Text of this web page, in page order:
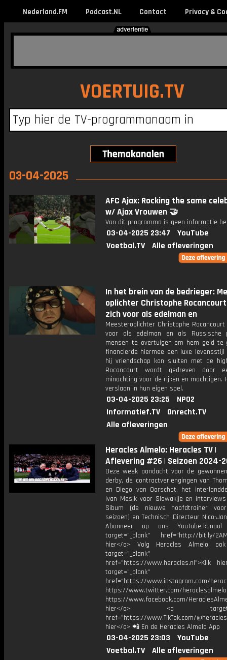
Nederland.FM Podcast.NL Contact Privacy &
VOERTUIG.TV
03-04-2025
AFC Ajax: Rocking the same
w/ Ajax Vrouwen 🤝
Van dit programma is geen informatie
03-04-2025 23:47
YouTube
Voetbal.TV
Alle afleveringen
In het brein van de bedrieger:
oplichter Christophe
zich voor als edelman en
Meesteroplichter Christophe Rocancourt
voor als edelman en als Russische
mensen te overtuigen om hem geld te
financierde hiermee een luxe levensstijl
hij vriendschap kon sluiten met de
Rocancourt wordt gedreven door
minachting voor de rijken en machtigen.
verslaan in hun eigen spel.
03-04-2025 23:25
NPO2
Informatief.TV
Onrecht.TV
Alle afleveringen
Heracles Almelo: Heracles TV |
Aflevering #26 | Seizoen 2024-
Deze week aandacht voor de
derby, de contractverlengingen van
en Diego van Oorschot, het
Ivan Mesik voor Slowakije en
Sibum (de nieuwe hoofdtrainer
seizoen) en Technisch Directeur Nico-
Abonneer op ons YouTube-
target="_blank" href="http://bit.ly/
hier</a> Volg Heracles Almelo
target="_blank"
href="https://www.heracles.nl">Klik
target="_blank"
href="https://www.instagram.com/
https://www.twitter.com/heraclesalmelo
https://www.facebook.com/
hier</a> <a
href="https://www.TikTok.com/
hier</a> 📲 En de Heracles Almelo App
03-04-2025 23:03
YouTube
Voetbal.TV
Alle afleveringen